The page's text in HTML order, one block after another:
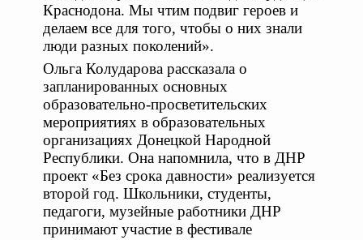
Краснодона. Мы чтим подвиг героев и
делаем все для того, чтобы о них знали
люди разных поколений».
Ольга Колударова рассказала о
запланированных основных
образовательно-просветительских
мероприятиях в образовательных
организациях Донецкой Народной
Республики. Она напомнила, что в ДНР
проект «Без срока давности» реализуется
второй год. Школьники, студенты,
педагоги, музейные работники ДНР
принимают участие в фестивале